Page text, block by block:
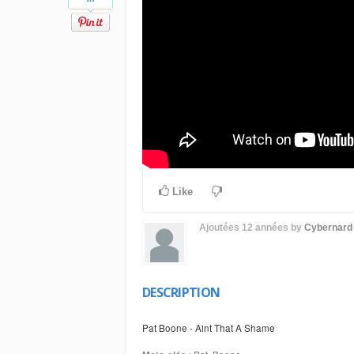
Like
Ajoutées 12 années by Cybernard
DESCRIPTION
Pat Boone - Aint That A Shame